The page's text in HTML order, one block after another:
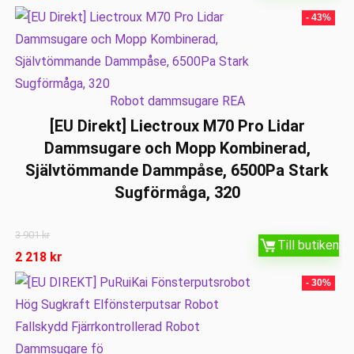
- 43%
Robot dammsugare REA
[EU Direkt] Liectroux M70 Pro Lidar
Dammsugare och Mopp Kombinerad,
Självtömmande Dammpåse, 6500Pa Stark
Sugförmåga, 320
3 901kr
2 218 kr
Till butiken
- 30%